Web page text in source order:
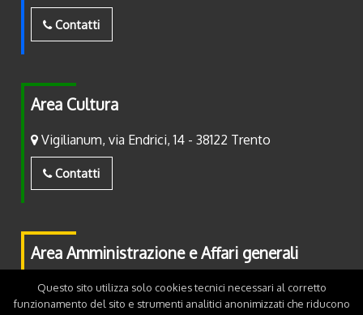
Contatti
Area Cultura
Vigilianum, via Endrici, 14 - 38122 Trento
Contatti
Area Amministrazione e Affari generali
Piazza Fiera, 2 - 38122 Trento
Questo sito utilizza solo cookies tecnici necessari al corretto
funzionamento del sito e strumenti analitici anonimizzati che riducono